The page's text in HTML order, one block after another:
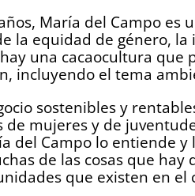
María del Campo es
la equidad de género, la
una cacaocultura que
incluyendo el tema
sostenibles y
mujeres y de
del Campo lo entiende y
de las cosas que hay
que existen en el